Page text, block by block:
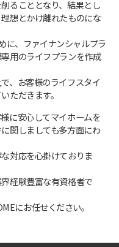
ることとなり、結果とし
想とかけ離れたものにな
に、ファイナンシャルプラ
用のライフプランを作成
、お客様のライフスタイ
ただきます。
に安心してマイホームを
関しましても多方面にわ
対応を心掛けておりま
経験豊富な有資格者で
にお任せください。